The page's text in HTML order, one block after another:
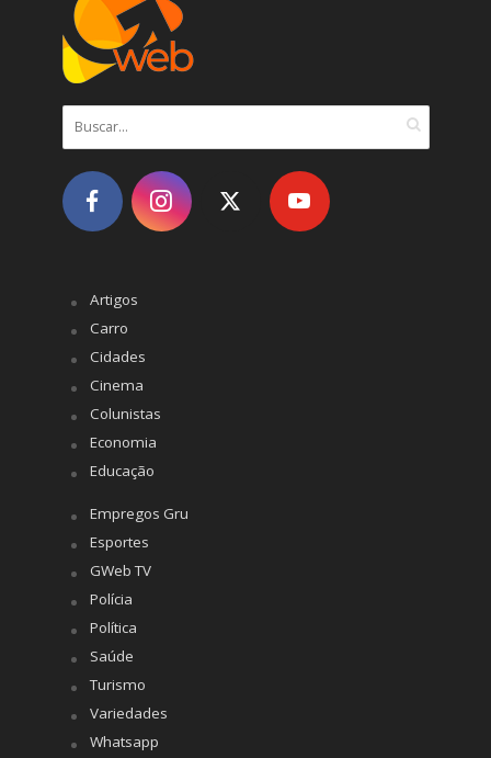
Artigos
Carro
Cidades
Cinema
Colunistas
Economia
Educação
Empregos Gru
Esportes
GWeb TV
Polícia
Política
Saúde
Turismo
Variedades
Whatsapp